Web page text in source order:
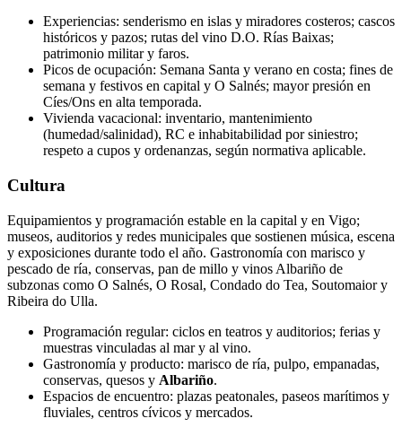
Experiencias: senderismo en islas y miradores costeros; cascos
históricos y pazos; rutas del vino D.O. Rías Baixas;
patrimonio militar y faros.
Picos de ocupación: Semana Santa y verano en costa; fines de
semana y festivos en capital y O Salnés; mayor presión en
Cíes/Ons en alta temporada.
Vivienda vacacional: inventario, mantenimiento
(humedad/salinidad), RC e inhabitabilidad por siniestro;
respeto a cupos y ordenanzas, según normativa aplicable.
Cultura
Equipamientos y programación estable en la capital y en Vigo;
museos, auditorios y redes municipales que sostienen música, escena
y exposiciones durante todo el año. Gastronomía con marisco y
pescado de ría, conservas, pan de millo y vinos Albariño de
subzonas como O Salnés, O Rosal, Condado do Tea, Soutomaior y
Ribeira do Ulla.
Programación regular: ciclos en teatros y auditorios; ferias y
muestras vinculadas al mar y al vino.
Gastronomía y producto: marisco de ría, pulpo, empanadas,
conservas, quesos y Albariño.
Espacios de encuentro: plazas peatonales, paseos marítimos y
fluviales, centros cívicos y mercados.